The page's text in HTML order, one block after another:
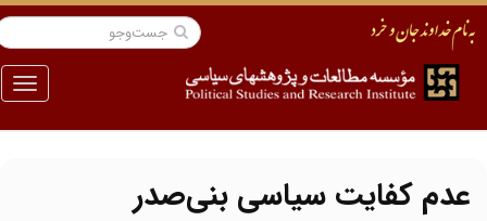
منو
عدم کفایت سیاسی بنی‌صدر